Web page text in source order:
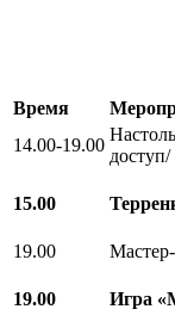
Время
14.00-19.00
доступ/
15.00
19.00
19.00 Игра